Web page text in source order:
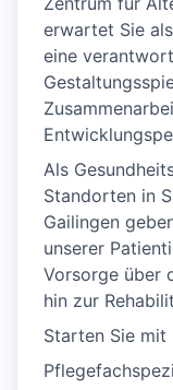
erwartet Sie
eine
Als
Standorten in
Gailingen
unserer
Vorsorge über
hin zur
Starten Sie